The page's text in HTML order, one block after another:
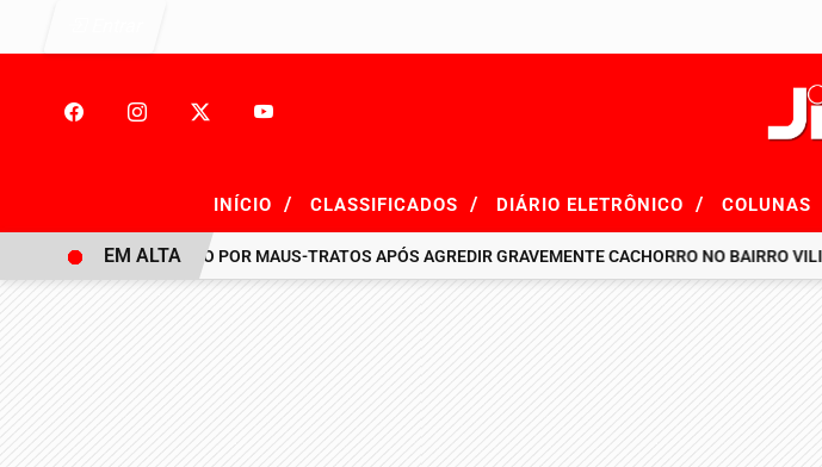
INÍCIO / CLASSIFICADOS / DIÁRIO ELETRÔNICO / COLUNAS
HOMEM É PRESO POR MAUS-TRATOS APÓS AGREDIR GRAVEMENTE CACHORRO NO BAIRRO VILINHA
EM ALTA